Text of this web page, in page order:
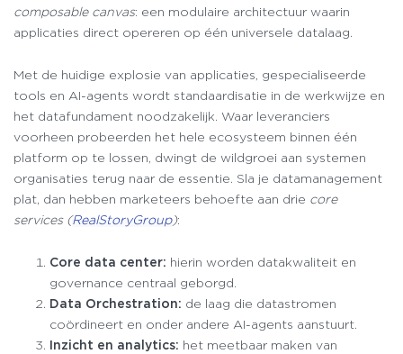
composable canvas: een modulaire architectuur waarin
applicaties direct opereren op één universele datalaag.
Met de huidige explosie van applicaties, gespecialiseerde
tools en AI-agents wordt standaardisatie in de werkwijze en
het datafundament noodzakelijk. Waar leveranciers
voorheen probeerden het hele ecosysteem binnen één
platform op te lossen, dwingt de wildgroei aan systemen
organisaties terug naar de essentie. Sla je datamanagement
plat, dan hebben marketeers behoefte aan drie core
services (RealStoryGroup):
Core data center: hierin worden datakwaliteit en
governance centraal geborgd.
Data Orchestration: de laag die datastromen
coördineert en onder andere AI-agents aanstuurt.
Inzicht en analytics: het meetbaar maken van